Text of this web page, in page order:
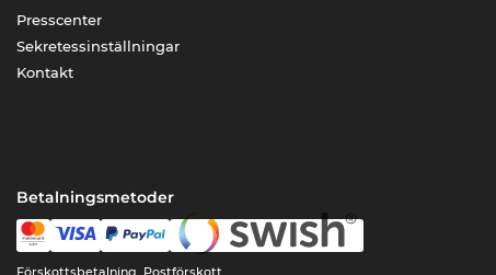
Presscenter
Sekretessinställningar
Kontakt
Betalningsmetoder
Förskottsbetalning, Postförskott